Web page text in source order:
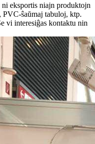
eksportis niajn produktojn
ŝaŭmaj tabuloj, ktp.
vi interesiĝas kontaktu nin